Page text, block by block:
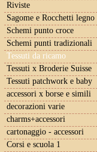
Riviste
Sagome e Rocchetti legno
Schemi punto croce
Schemi punti tradizionali
Tessuti da ricamo
Tessuti x Broderie Suisse
Tessuti patchwork e baby
accessori x borse e simili
decorazioni varie
charms+accessori
cartonaggio - accessori
Corsi e scuola 1